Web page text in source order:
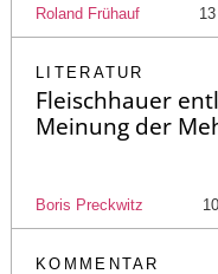
Roland Frühauf 13
LITERATUR
Fleischhauer
Meinung der
Boris Preckwitz 10
KOMMENTAR